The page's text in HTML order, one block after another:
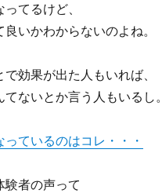
てるけど、
いかわからないのよね。
効果が出た人もいれば、
ないとか言う人もいるし。
ているのはコレ・・・
験者の声って